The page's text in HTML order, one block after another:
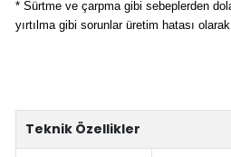
* Sürtme ve çarpma gibi sebeplerden
yırtılma gibi sorunlar üretim hatası
Teknik Özellikler